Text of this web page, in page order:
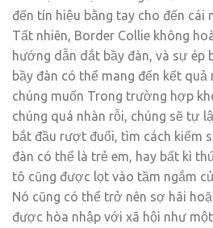
đến tín hiệu bằng tay cho đến cái
Tất nhiên, Border Collie không
hướng dẫn dắt bầy đàn, và sự ép
bầy đàn có thể mang đến kết
chúng muốn Trong trường hợp
chúng quá nhàn rỗi, chúng sẽ tự
bắt đầu rượt đuổi, tìm cách kiểm
đàn có thể là trẻ em, hay bất kì
tô cũng được lọt vào tầm ngắm
Nó cũng có thể trở nên sợ hãi
được hòa nhập với xã hội như